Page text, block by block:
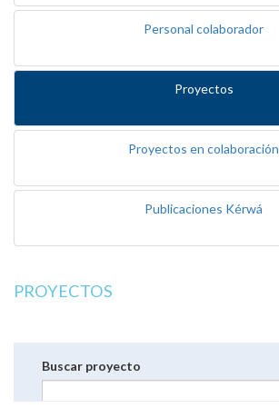
Personal colaborador
Proyectos
Proyectos en colaboración
Publicaciones Kérwá
PROYECTOS
Buscar proyecto